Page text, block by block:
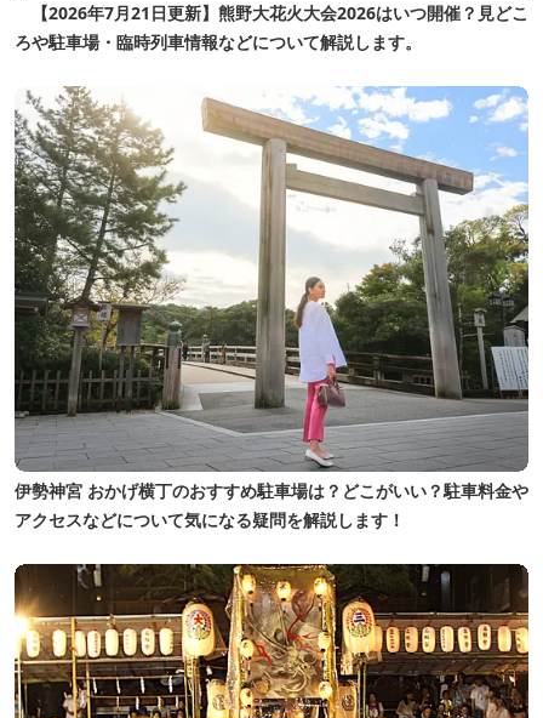
【2026年7月21日更新】熊野大花火大会2026はいつ開催？見どこ
ろや駐車場・臨時列車情報などについて解説します。
伊勢神宮 おかげ横丁のおすすめ駐車場は？どこがいい？駐車料金や
アクセスなどについて気になる疑問を解説します！